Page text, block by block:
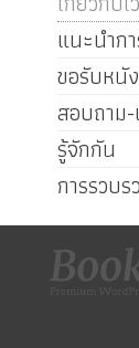
แนะนำก
ขอรับหนั
สอบถาม
รู้จักกัน
การรวบ